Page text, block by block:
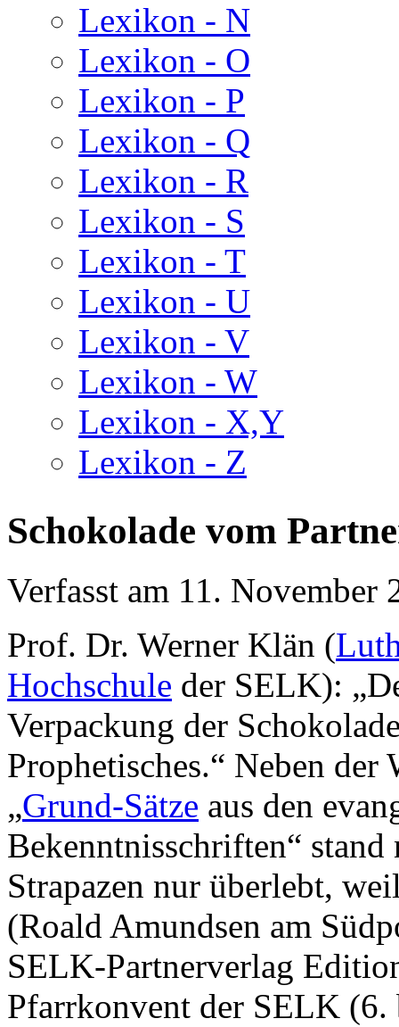
Lexikon - N
Lexikon - O
Lexikon - P
Lexikon - Q
Lexikon - R
Lexikon - S
Lexikon - T
Lexikon - U
Lexikon - V
Lexikon - W
Lexikon - X,Y
Lexikon - Z
Schokolade vom
Verfasst am 11. November
Prof. Dr. Werner Klän (
Hochschule der SELK):
Verpackung der
Prophetisches.“ Neben
„Grund-Sätze aus den
Bekenntnisschriften“
Strapazen nur überlebt,
(Roald Amundsen am
SELK-Partnerverlag
Pfarrkonvent der SELK